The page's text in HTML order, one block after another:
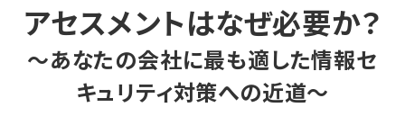
アセスメントはなぜ必要か？
～あなたの会社に最も適した情報セ
キュリティ対策への近道～